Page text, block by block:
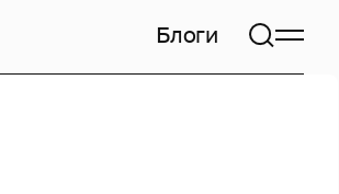
Блоги